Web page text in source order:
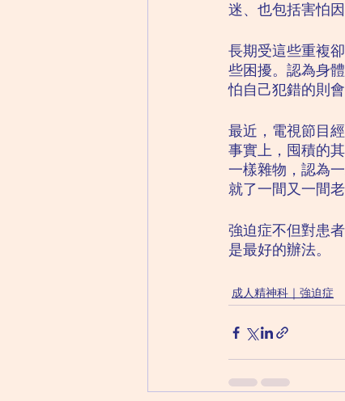
迷、也包括害怕
長期受這些重複
些困擾。認為身
怕自己犯錯的則
最近，電視節目
事實上，囤積的
一樣雜物，認為
就了一間又一間
強迫症不但對患
是最好的辦法。
成人精神科｜強迫症